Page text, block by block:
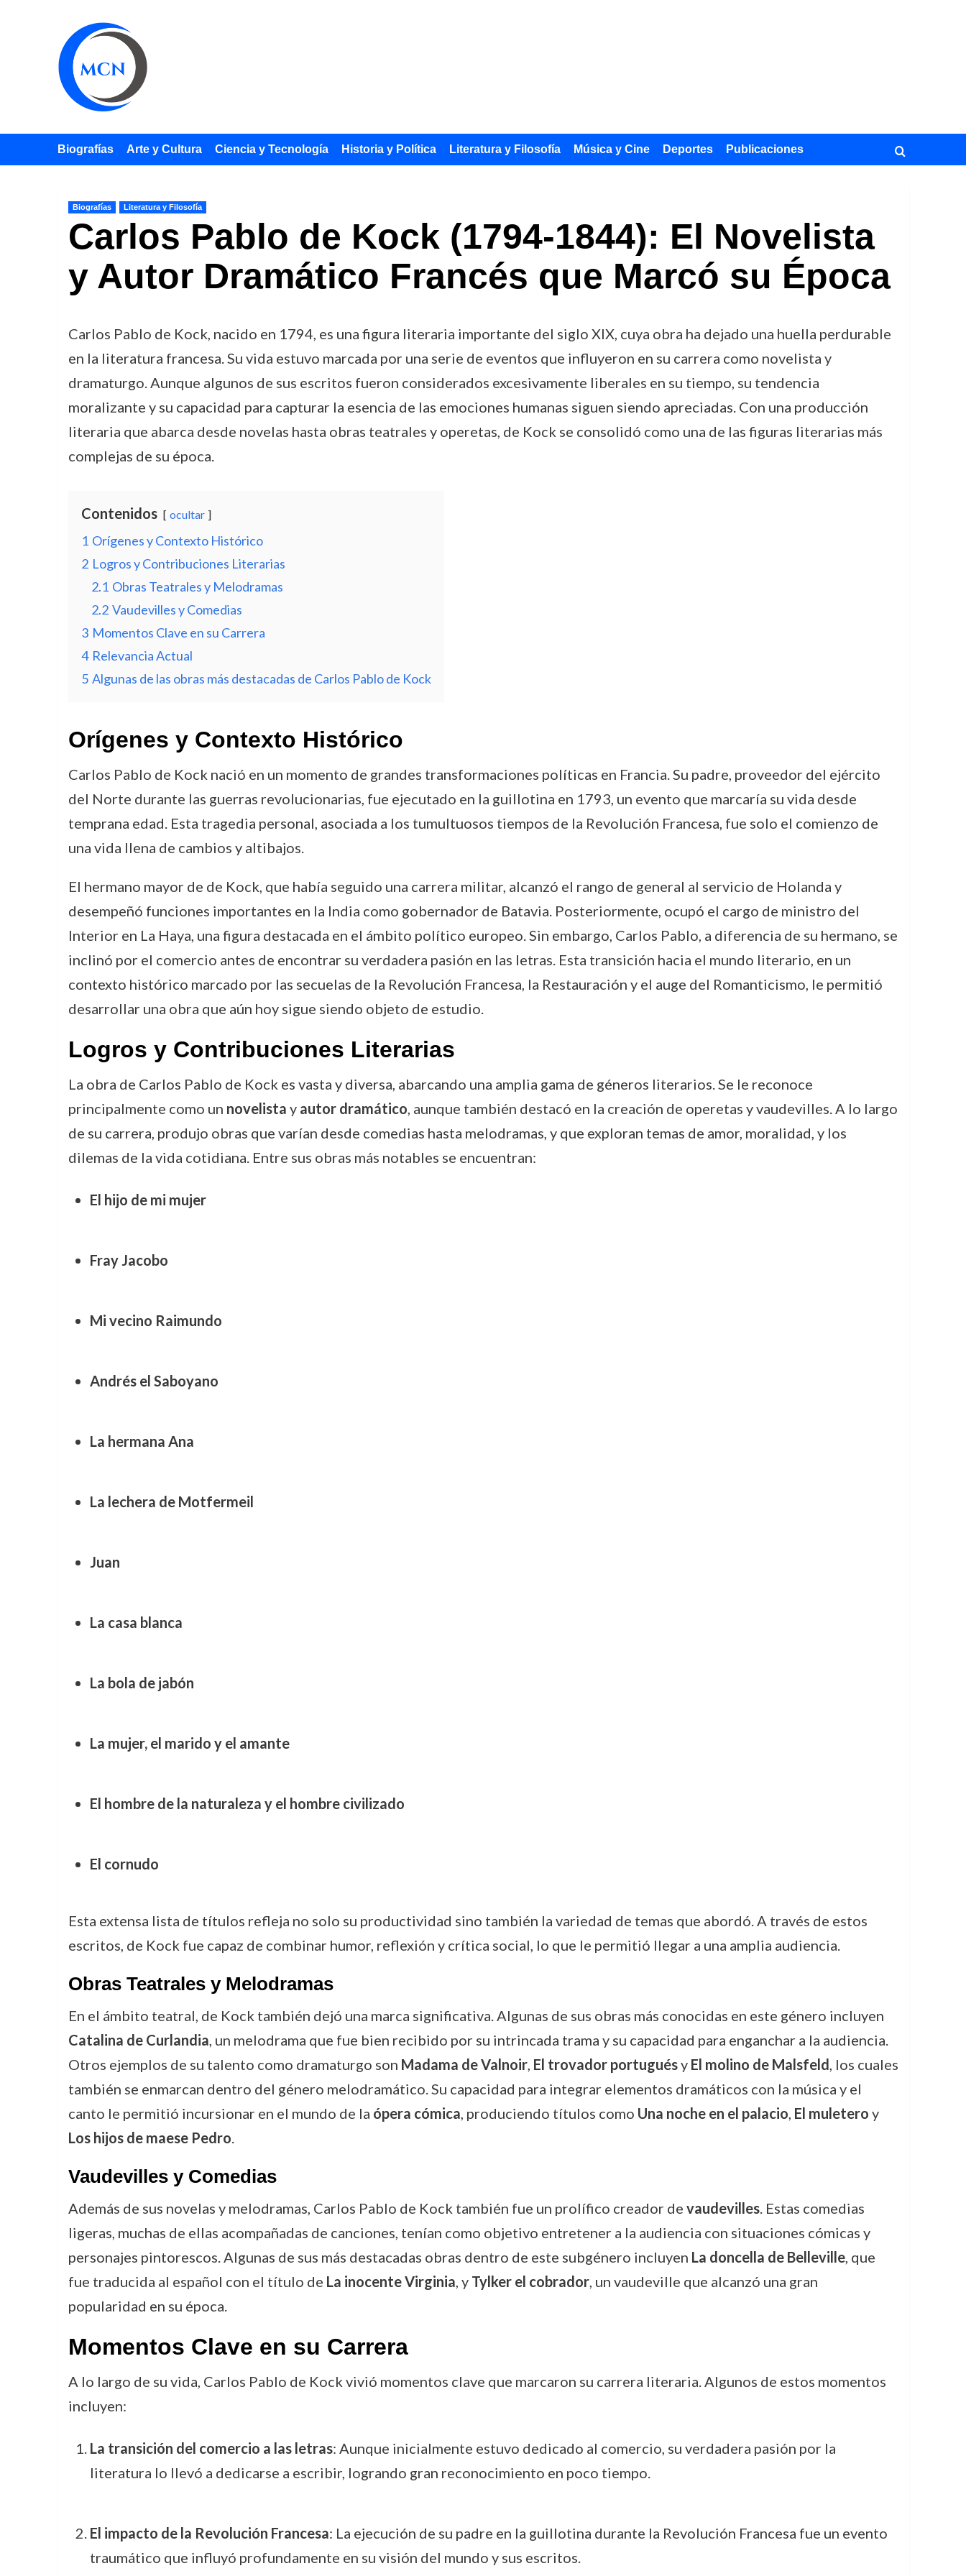
Biografías Arte y Cultura Ciencia y Tecnología Historia y Política Literatura y Filosofía Música y Cine Deportes Publicaciones
Biografías Literatura y Filosofía
Carlos Pablo de Kock (1794-1844): El Novelista
y Autor Dramático Francés que Marcó su Época
Carlos Pablo de Kock, nacido en 1794, es una figura literaria importante del siglo XIX, cuya obra ha dejado una huella perdurable
en la literatura francesa. Su vida estuvo marcada por una serie de eventos que influyeron en su carrera como novelista y
dramaturgo. Aunque algunos de sus escritos fueron considerados excesivamente liberales en su tiempo, su tendencia
moralizante y su capacidad para capturar la esencia de las emociones humanas siguen siendo apreciadas. Con una producción
literaria que abarca desde novelas hasta obras teatrales y operetas, de Kock se consolidó como una de las figuras literarias más
complejas de su época.
Contenidos ocultar
1 Orígenes y Contexto Histórico
2 Logros y Contribuciones Literarias
2.1 Obras Teatrales y Melodramas
2.2 Vaudevilles y Comedias
3 Momentos Clave en su Carrera
4 Relevancia Actual
5 Algunas de las obras más destacadas de Carlos Pablo de Kock
Orígenes y Contexto Histórico
Carlos Pablo de Kock nació en un momento de grandes transformaciones políticas en Francia. Su padre, proveedor del ejército
del Norte durante las guerras revolucionarias, fue ejecutado en la guillotina en 1793, un evento que marcaría su vida desde
temprana edad. Esta tragedia personal, asociada a los tumultuosos tiempos de la Revolución Francesa, fue solo el comienzo de
una vida llena de cambios y altibajos.
El hermano mayor de de Kock, que había seguido una carrera militar, alcanzó el rango de general al servicio de Holanda y
desempeñó funciones importantes en la India como gobernador de Batavia. Posteriormente, ocupó el cargo de ministro del
Interior en La Haya, una figura destacada en el ámbito político europeo. Sin embargo, Carlos Pablo, a diferencia de su hermano, se
inclinó por el comercio antes de encontrar su verdadera pasión en las letras. Esta transición hacia el mundo literario, en un
contexto histórico marcado por las secuelas de la Revolución Francesa, la Restauración y el auge del Romanticismo, le permitió
desarrollar una obra que aún hoy sigue siendo objeto de estudio.
Logros y Contribuciones Literarias
La obra de Carlos Pablo de Kock es vasta y diversa, abarcando una amplia gama de géneros literarios. Se le reconoce
principalmente como un novelista y autor dramático, aunque también destacó en la creación de operetas y vaudevilles. A lo largo
de su carrera, produjo obras que varían desde comedias hasta melodramas, y que exploran temas de amor, moralidad, y los
dilemas de la vida cotidiana. Entre sus obras más notables se encuentran:
El hijo de mi mujer
Fray Jacobo
Mi vecino Raimundo
Andrés el Saboyano
La hermana Ana
La lechera de Motfermeil
Juan
La casa blanca
La bola de jabón
La mujer, el marido y el amante
El hombre de la naturaleza y el hombre civilizado
El cornudo
Esta extensa lista de títulos refleja no solo su productividad sino también la variedad de temas que abordó. A través de estos
escritos, de Kock fue capaz de combinar humor, reflexión y crítica social, lo que le permitió llegar a una amplia audiencia.
Obras Teatrales y Melodramas
En el ámbito teatral, de Kock también dejó una marca significativa. Algunas de sus obras más conocidas en este género incluyen
Catalina de Curlandia, un melodrama que fue bien recibido por su intrincada trama y su capacidad para enganchar a la audiencia.
Otros ejemplos de su talento como dramaturgo son Madama de Valnoir, El trovador portuguésy El molino de Malsfeld, los cuales
también se enmarcan dentro del género melodramático. Su capacidad para integrar elementos dramáticos con la música y el
canto le permitió incursionar en el mundo de la ópera cómica, produciendo títulos como Una noche en el palacio, El muletero y
Los hijos de maese Pedro.
Vaudevilles y Comedias
Además de sus novelas y melodramas, Carlos Pablo de Kock también fue un prolífico creador de vaudevilles. Estas comedias
ligeras, muchas de ellas acompañadas de canciones, tenían como objetivo entretener a la audiencia con situaciones cómicas y
personajes pintorescos. Algunas de sus más destacadas obras dentro de este subgénero incluyen La doncella de Belleville, que
fue traducida al español con el título de La inocente Virginia, y Tylker el cobrador, un vaudeville que alcanzó una gran
popularidad en su época.
Momentos Clave en su Carrera
A lo largo de su vida, Carlos Pablo de Kock vivió momentos clave que marcaron su carrera literaria. Algunos de estos momentos
incluyen:
La transición del comercio a las letras: Aunque inicialmente estuvo dedicado al comercio, su verdadera pasión por la
literatura lo llevó a dedicarse a escribir, logrando gran reconocimiento en poco tiempo.
El impacto de la Revolución Francesa: La ejecución de su padre en la guillotina durante la Revolución Francesa fue un evento
traumático que influyó profundamente en su visión del mundo y sus escritos.